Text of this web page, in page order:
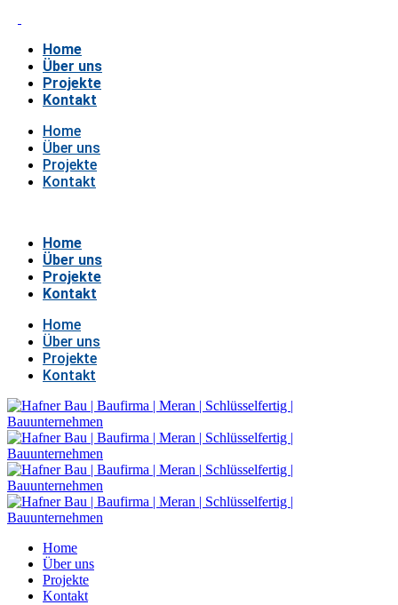
Home
Über uns
Projekte
Kontakt
Home
Über uns
Projekte
Kontakt
Home
Über uns
Projekte
Kontakt
Home
Über uns
Projekte
Kontakt
Home
Über uns
Projekte
Kontakt